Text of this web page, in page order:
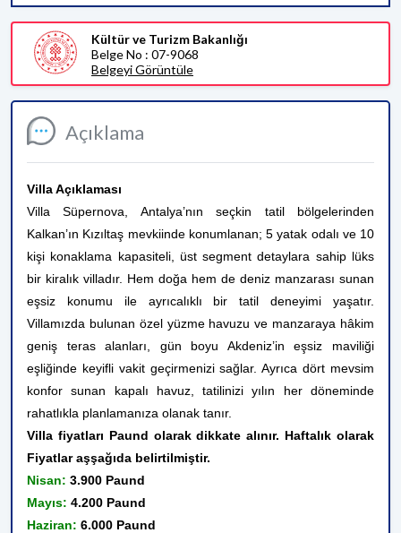
Açıklama
Villa Açıklaması
Villa Süpernova, Antalya’nın seçkin tatil bölgelerinden
Kalkan’ın Kızıltaş mevkiinde konumlanan; 5 yatak odalı ve 10
kişi konaklama kapasiteli, üst segment detaylara sahip lüks
bir kiralık villadır. Hem doğa hem de deniz manzarası sunan
eşsiz konumu ile ayrıcalıklı bir tatil deneyimi yaşatır.
Villamızda bulunan özel yüzme havuzu ve manzaraya hâkim
geniş teras alanları, gün boyu Akdeniz’in eşsiz maviliği
eşliğinde keyifli vakit geçirmenizi sağlar. Ayrıca dört mevsim
konfor sunan kapalı havuz, tatilinizi yılın her döneminde
rahatlıkla planlamanıza olanak tanır.
Villa fiyatları Paund olarak dikkate alınır. Haftalık olarak
Fiyatlar aşşağıda belirtilmiştir.
Nisan: 3.900 Paund
Mayıs: 4.200 Paund
Haziran: 6.000 Paund
Kültür ve Turizm Bakanlığı
Belge No : 07-9068
Belgeyi Görüntüle